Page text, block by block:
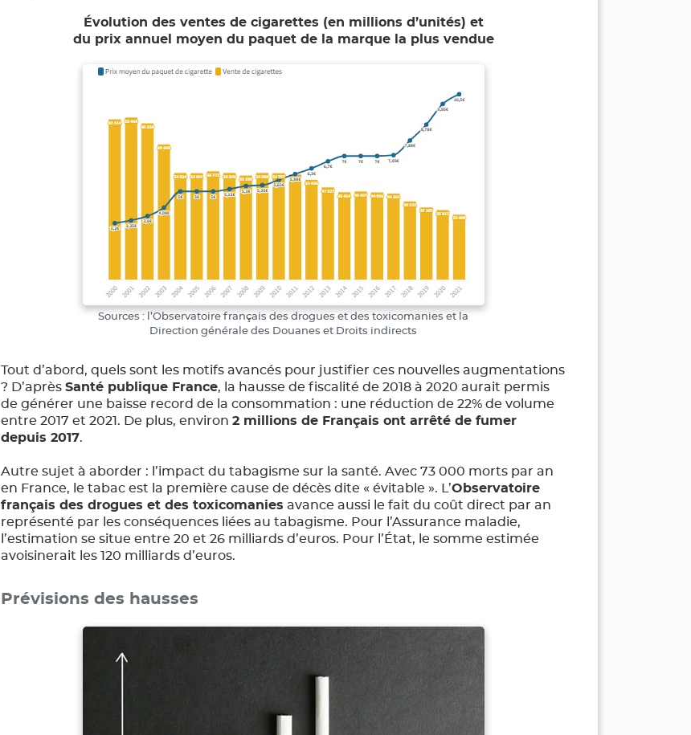
Évolution des ventes de cigarettes (en millions d’unités) et
du prix annuel moyen du paquet de la marque la plus vendue
Sources : l’Observatoire français des drogues et des toxicomanies et la
Direction générale des Douanes et Droits indirects
Tout d’abord, quels sont les motifs avancés pour justifier ces nouvelles augmentations
? D’après Santé publique France, la hausse de fiscalité de 2018 à 2020 aurait permis
de générer une baisse record de la consommation : une réduction de 22% de volume
entre 2017 et 2021. De plus, environ 2 millions de Français ont arrêté de fumer
depuis 2017.
Autre sujet à aborder : l’impact du tabagisme sur la santé. Avec 73 000 morts par an
en France, le tabac est la première cause de décès dite « évitable ». L’Observatoire
français des drogues et des toxicomanies avance aussi le fait du coût direct par an
représenté par les conséquences liées au tabagisme. Pour l’Assurance maladie,
l’estimation se situe entre 20 et 26 milliards d’euros. Pour l’État, le somme estimée
avoisinerait les 120 milliards d’euros.
Prévisions des hausses